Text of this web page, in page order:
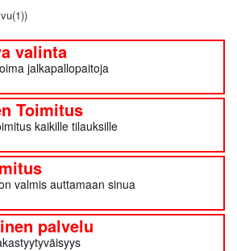
valinta
jalkapallopaitoja
Toimitus
kaikille tilauksille
valmis auttamaan sinua
palvelu